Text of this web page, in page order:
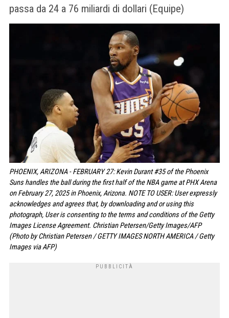
passa da 24 a 76 miliardi di dollari (Equipe)
PHOENIX, ARIZONA - FEBRUARY 27: Kevin Durant #35 of the Phoenix
Suns handles the ball during the first half of the NBA game at PHX Arena
on February 27, 2025 in Phoenix, Arizona. NOTE TO USER: User expressly
acknowledges and agrees that, by downloading and or using this
photograph, User is consenting to the terms and conditions of the Getty
Images License Agreement. Christian Petersen/Getty Images/AFP
(Photo by Christian Petersen / GETTY IMAGES NORTH AMERICA / Getty
Images via AFP)